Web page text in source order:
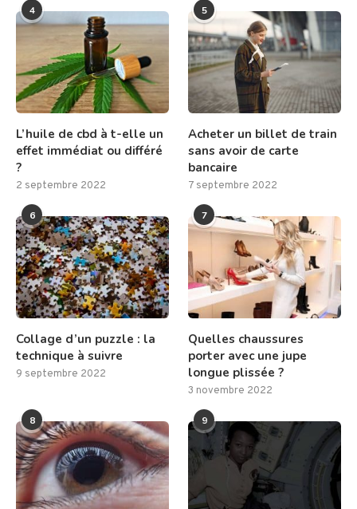
4
L’huile de cbd à t-elle un
effet immédiat ou différé
?
2 septembre 2022
5
Acheter un billet de train
sans avoir de carte
bancaire
7 septembre 2022
6
Collage d’un puzzle : la
technique à suivre
9 septembre 2022
7
Quelles chaussures
porter avec une jupe
longue plissée ?
3 novembre 2022
8 9